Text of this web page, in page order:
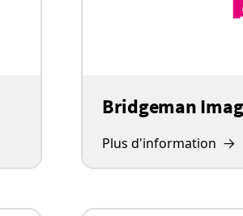
Bridgeman
Plus d'information